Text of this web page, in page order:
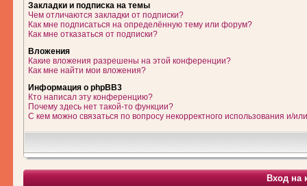
Закладки и подписка на темы
Чем отличаются закладки от подписки?
Как мне подписаться на определённую тему или форум?
Как мне отказаться от подписки?
Вложения
Какие вложения разрешены на этой конференции?
Как мне найти мои вложения?
Информация о phpBB3
Кто написал эту конференцию?
Почему здесь нет такой-то функции?
С кем можно связаться по вопросу некорректного использования и/
Вход на